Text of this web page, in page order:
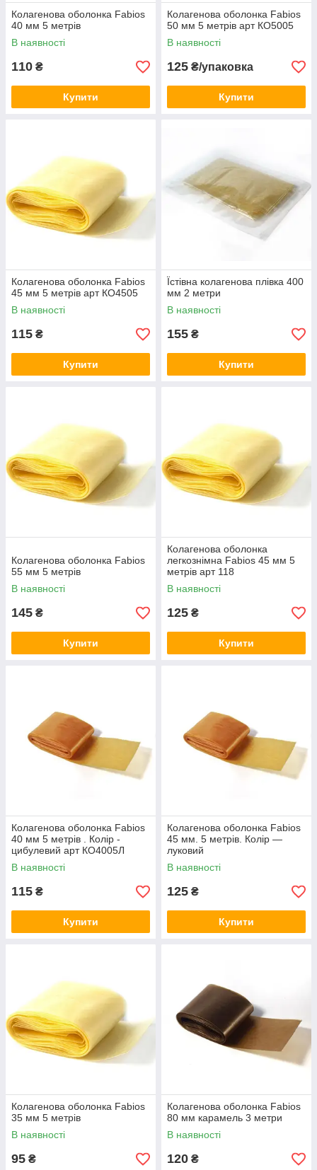
Колагенова оболонка Fabios
40 мм 5 метрів
В наявності
110 ₴
Купити
Колагенова оболонка Fabios
50 мм 5 метрів арт КО5005
В наявності
125 ₴/упаковка
Купити
Колагенова оболонка Fabios
45 мм 5 метрів арт КО4505
В наявності
115 ₴
Купити
Їстівна колагенова плівка 400
мм 2 метри
В наявності
155 ₴
Купити
Колагенова оболонка Fabios
55 мм 5 метрів
В наявності
145 ₴
Купити
Колагенова оболонка
легкознімна Fabios 45 мм 5
метрів арт 118
В наявності
125 ₴
Купити
Колагенова оболонка Fabios
40 мм 5 метрів . Колір -
цибулевий арт КО4005Л
В наявності
115 ₴
Купити
Колагенова оболонка Fabios
45 мм. 5 метрів. Колір —
луковий
В наявності
125 ₴
Купити
Колагенова оболонка Fabios
35 мм 5 метрів
В наявності
95 ₴
Колагенова оболонка Fabios
80 мм карамель 3 метри
В наявності
120 ₴